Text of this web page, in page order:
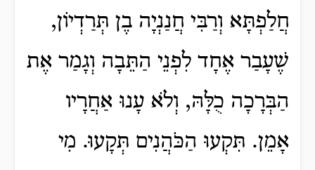
חֲלַפְתָּא וְרַבִּי חֲנַנְיָה בֶן תְּרַדְיוֹן,
שֶׁעָבַר אֶחָד לִפְנֵי הַתֵּבָה וְגָמַר אֶת
הַבְּרָכָה כֻלָּהּ, וְלֹא עָנוּ אַחֲרָיו
אָמֵן. תִּקְעוּ הַכֹּהֲנִים תְּקָעוּ. מִי